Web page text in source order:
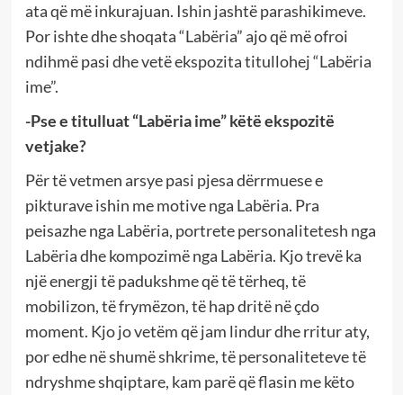
ata që më inkurajuan. Ishin jashtë parashikimeve.
Por ishte dhe shoqata “Labëria” ajo që më ofroi
ndihmë pasi dhe vetë ekspozita titullohej “Labëria
ime”.
-Pse e titulluat “Labëria ime” këtë ekspozitë
vetjake?
Për të vetmen arsye pasi pjesa dërrmuese e
pikturave ishin me motive nga Labëria. Pra
peisazhe nga Labëria, portrete personalitetesh nga
Labëria dhe kompozimë nga Labëria. Kjo trevë ka
një energji të padukshme që të tërheq, të
mobilizon, të frymëzon, të hap dritë në çdo
moment. Kjo jo vetëm që jam lindur dhe rritur aty,
por edhe në shumë shkrime, të personaliteteve të
ndryshme shqiptare, kam parë që flasin me këto